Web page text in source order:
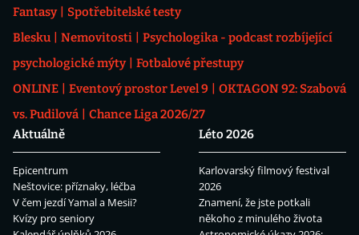
Fantasy
Spotřebitelské testy
Blesku
Nemovitosti
Psychologika - podcast rozbíjející
psychologické mýty
Fotbalové přestupy
ONLINE
Eventový prostor Level 9
OKTAGON 92: Szabová
vs. Pudilová
Chance Liga 2026/27
Aktuálně
Epicentrum
Neštovice: příznaky, léčba
V čem jezdí Yamal a Mesii?
Kvízy pro seniory
Léto 2026
Karlovarský filmový festival
2026
Znamení, že jste potkali
někoho z minulého života